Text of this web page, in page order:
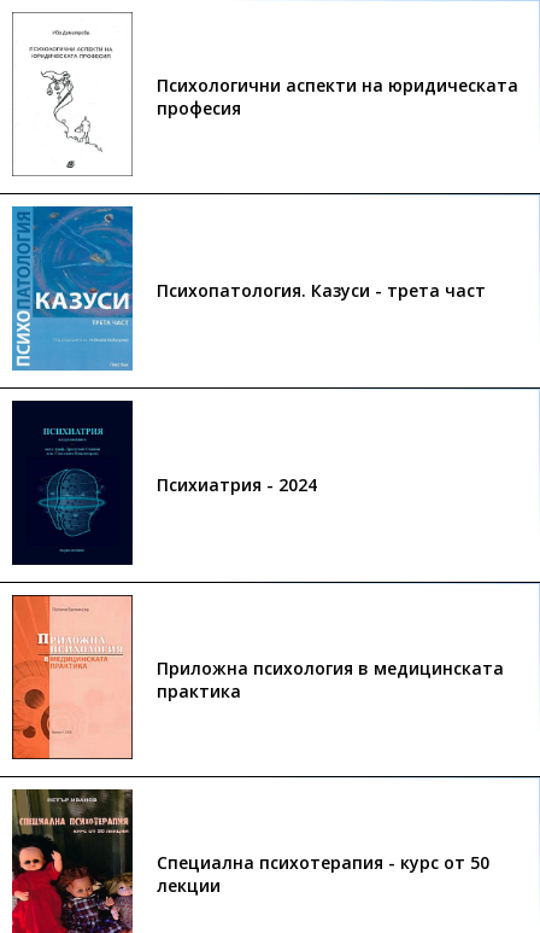
Психологични аспекти на юридическата
професия
Психопатология. Казуси - трета част
Психиатрия - 2024
Приложна психология в медицинската
практика
Специална психотерапия - курс от 50
лекции